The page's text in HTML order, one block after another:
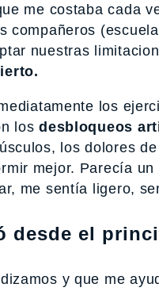
me costaba cada
compañeros
nuestras
los
losdesbloqueos
los dolores
mejor. Parecía
me sentía ligero,
desde el
y que me